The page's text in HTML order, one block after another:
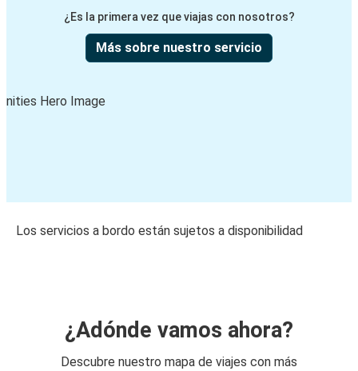
¿Es la primera vez que viajas con nosotros?
Más sobre nuestro servicio
Los servicios a bordo están sujetos a disponibilidad
¿Adónde vamos ahora?
Descubre nuestro mapa de viajes con más